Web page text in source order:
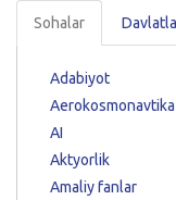
Sohalar
Adabiyot
Aerokosmonavtika
AI
Aktyorlik
Amaliy fanlar